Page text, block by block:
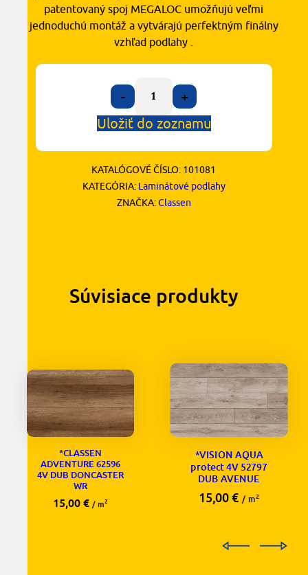
patentovaný spoj MEGALOC umožňujú veľmi
jednoduchú montáž a vytvárajú perfektným finálny
vzhľad podlahy .
-
+
Uložiť do zoznamu
KATALÓGOVÉ ČÍSLO: 101081
KATEGÓRIA: Laminátové podlahy
ZNAČKA:Classen
Súvisiace produkty
*CLASSEN
ADVENTURE 62596
4V DUB DONCASTER
WR
15,00 € / m2
*VISION AQUA
protect 4V 52797
DUB AVENUE
15,00€ / m2